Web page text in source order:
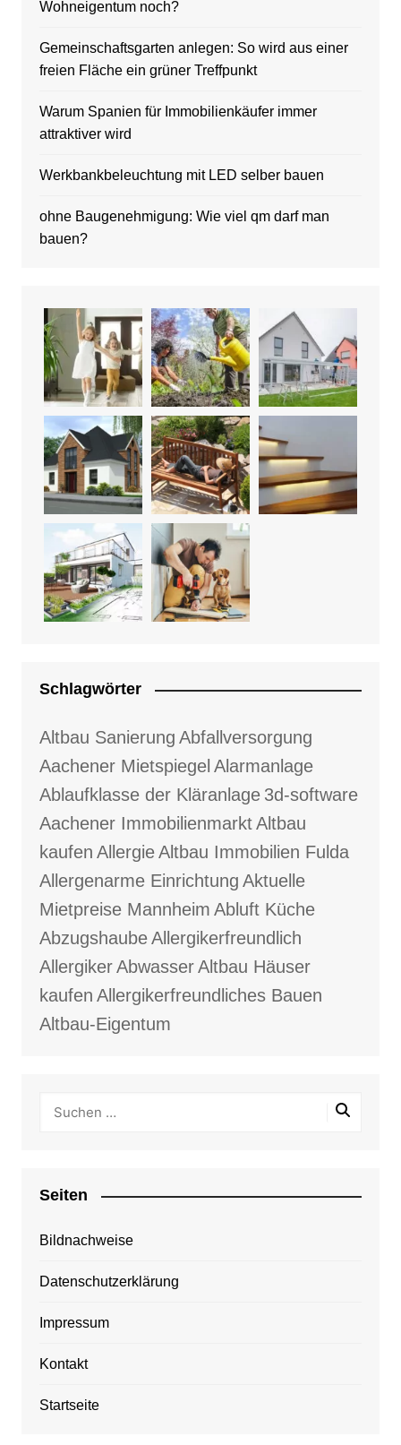
Wohneigentum noch?
Gemeinschaftsgarten anlegen: So wird aus einer
freien Fläche ein grüner Treffpunkt
Warum Spanien für Immobilienkäufer immer
attraktiver wird
Werkbankbeleuchtung mit LED selber bauen
ohne Baugenehmigung: Wie viel qm darf man
bauen?
Schlagwörter
Altbau Sanierung Abfallversorgung
Aachener Mietspiegel Alarmanlage
Ablaufklasse der Kläranlage 3d-software
Aachener ImmobilienmarktAltbau
kaufen AllergieAltbau Immobilien Fulda
Allergenarme Einrichtung Aktuelle
Mietpreise Mannheim Abluft Küche
AbzugshaubeAllergikerfreundlich
AllergikerAbwasserAltbau Häuser
kaufen Allergikerfreundliches Bauen
Altbau-Eigentum
Seiten
Bildnachweise
Datenschutzerklärung
Impressum
Kontakt
Startseite